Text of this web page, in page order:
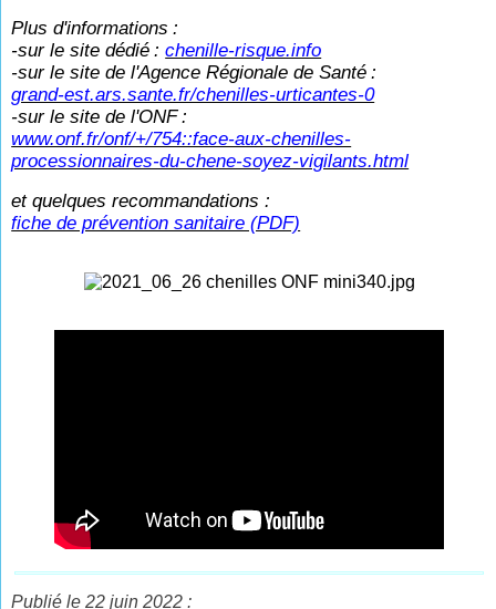
Plus d'informations :
-sur le site dédié :chenille-risque.info
-sur le site de l'Agence Régionale de Santé :
grand-est.ars.sante.fr/chenilles-urticantes-0
-sur le site de l'ONF :
www.onf.fr/onf/+/754::face-aux-chenilles-
processionnaires-du-chene-soyez-vigilants.html
et quelques recommandations :
fiche de prévention sanitaire (PDF)
Publié le 22 juin 2022 :